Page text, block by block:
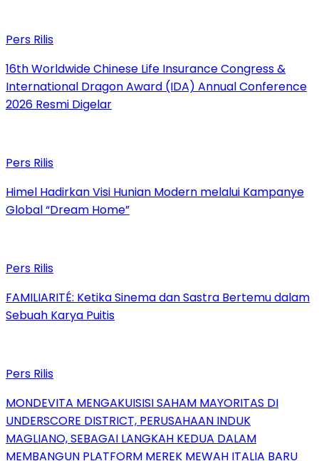
Pers Rilis
16th Worldwide Chinese Life Insurance Congress &
International Dragon Award (IDA) Annual Conference
2026 Resmi Digelar
Pers Rilis
Himel Hadirkan Visi Hunian Modern melalui Kampanye
Global “Dream Home”
Pers Rilis
FAMILIARITÉ: Ketika Sinema dan Sastra Bertemu dalam
Sebuah Karya Puitis
Pers Rilis
MONDEVITA MENGAKUISISI SAHAM MAYORITAS DI
UNDERSCORE DISTRICT, PERUSAHAAN INDUK
MAGLIANO, SEBAGAI LANGKAH KEDUA DALAM
MEMBANGUN PLATFORM MEREK MEWAH ITALIA BARU